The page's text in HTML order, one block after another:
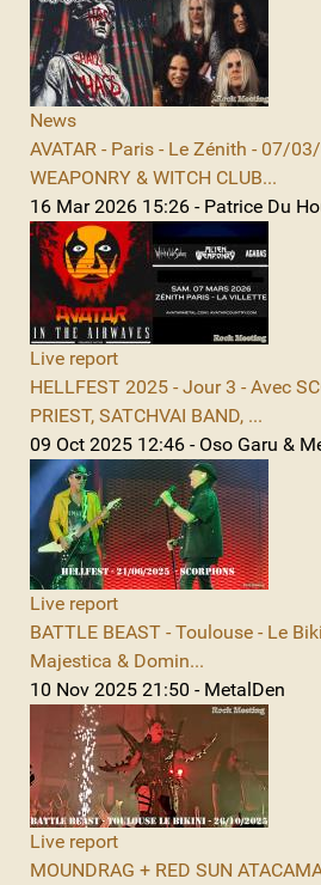
News
AVATAR - Paris - Le Zénith - 07/
WEAPONRY & WITCH CLUB...
16 Mar 2026 15:26 - Patrice Du
Live report
HELLFEST 2025 - Jour 3 - Avec
PRIEST, SATCHVAI BAND, ...
09 Oct 2025 12:46 - Oso Garu &
Live report
BATTLE BEAST - Toulouse - Le
Majestica & Domin...
10 Nov 2025 21:50 - MetalDen
Live report
MOUNDRAG + RED SUN